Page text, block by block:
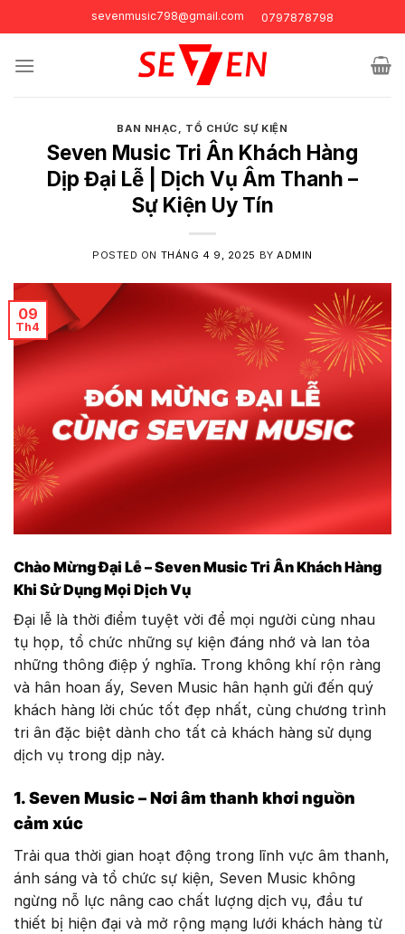
to
content
sevenmusic798@gmail.com 0797878798
BAN NHẠC , TỔ CHỨC SỰ KIỆN
Seven Music Tri Ân Khách Hàng
Dịp Đại Lễ | Dịch Vụ Âm Thanh –
Sự Kiện Uy Tín
POSTED ON THÁNG 4 9, 2025 BYADMIN
09
Th4
Chào Mừng Đại Lễ – Seven Music Tri Ân Khách Hàng
Khi Sử Dụng Mọi Dịch Vụ
Đại lễ là thời điểm tuyệt vời để mọi người cùng nhau
tụ họp, tổ chức những sự kiện đáng nhớ và lan tỏa
những thông điệp ý nghĩa. Trong không khí rộn ràng
và hân hoan ấy, Seven Music hân hạnh gửi đến quý
khách hàng lời chúc tốt đẹp nhất, cùng chương trình
tri ân đặc biệt dành cho tất cả khách hàng sử dụng
dịch vụ trong dịp này.
1. Seven Music – Nơi âm thanh khơi nguồn
cảm xúc
Trải qua thời gian hoạt động trong lĩnh vực âm thanh,
ánh sáng và tổ chức sự kiện, Seven Music không
ngừng nỗ lực nâng cao chất lượng dịch vụ, đầu tư
thiết bị hiện đại và mở rộng mạng lưới khách hàng từ